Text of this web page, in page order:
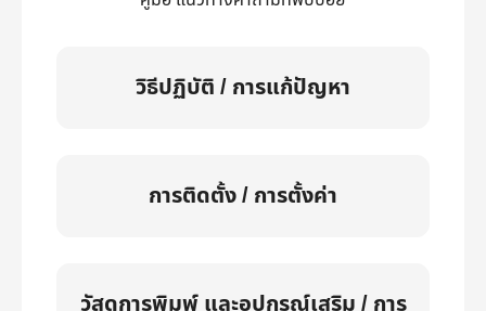
วิธีปฏิบัติ / การแก้ปัญหา
การติดตั้ง / การตั้งค่า
วัสดุการพิมพ์ และอุปกรณ์เสริม / การ